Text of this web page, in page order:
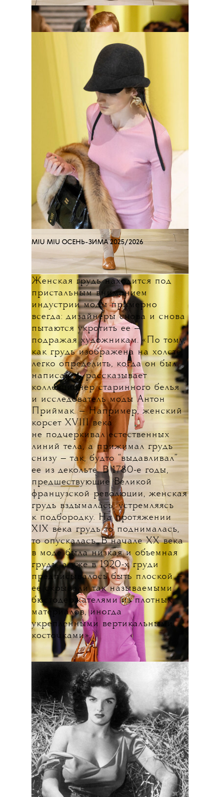
MIU MIU ОСЕНЬ-ЗИМА 2025/2026
Женская грудь находится под
пристальным вниманием
индустрии моды примерно
всегда: дизайнеры снова и снова
пытаются укротить ее —
подражая художникам. «По тому,
как грудь изображена на холсте,
легко определить, когда он был
написан, — рассказывает
коллекционер старинного белья
и исследователь моды Антон
Приймак. — Например, женский
корсет XVIII века
не подчеркивал естественных
линий тела, а прижимал грудь
снизу — так, будто “выдавливал”
ее из декольте. В 1780-е годы,
предшествующие Великой
французской революции, женская
грудь вздымалась, устремляясь
к подбородку. На протяжении
XIX века грудь то поднималась,
то опускалась. В начале XX века
в моде была низкая и объемная
грудь, а уже в 1920-х груди
предписывалось быть плоской —
ее скрывали так называемыми
бюстодержателями из плотных
материалов, иногда
укрепленными вертикальными
косточками».